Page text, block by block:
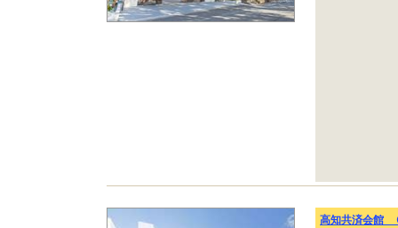
高知共済会館